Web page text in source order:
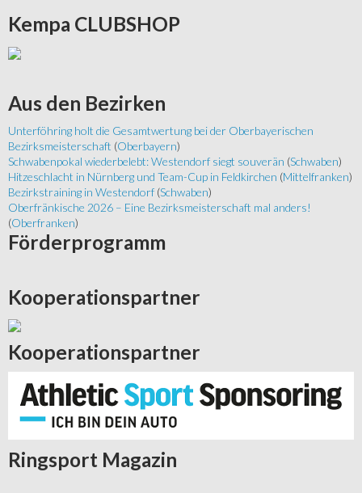
Kempa CLUBSHOP
Aus den Bezirken
Unterföhring holt die Gesamtwertung bei der Oberbayerischen
Bezirksmeisterschaft (Oberbayern)
Schwabenpokal wiederbelebt: Westendorf siegt souverän (Schwaben)
Hitzeschlacht in Nürnberg und Team-Cup in Feldkirchen (Mittelfranken)
Bezirkstraining in Westendorf (Schwaben)
Oberfränkische 2026 – Eine Bezirksmeisterschaft mal anders!
(Oberfranken)
Förderprogramm
Kooperationspartner
Kooperationspartner
Ringsport Magazin